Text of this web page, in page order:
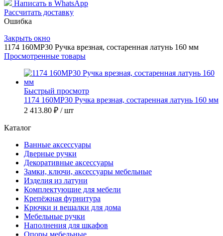
Написать в WhatsApp
Рассчитать доставку
Ошибка
Закрыть окно
1174 160MP30 Ручка врезная, состаренная латунь 160 мм
Просмотренные товары
Быстрый просмотр
1174 160MP30 Ручка врезная, состаренная латунь 160 мм
2 413.80 ₽ / шт
Каталог
Ванные аксессуары
Дверные ручки
Декоративные аксессуары
Замки, ключи, аксессуары мебельные
Изделия из латуни
Комплектующие для мебели
Крепёжная фурнитура
Крючки и вешалки для дома
Мебельные ручки
Наполнения для шкафов
Опоры мебельные